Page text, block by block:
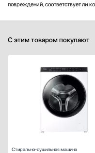
повреждений, соответствует ли
С этим товаром покупают
Стирально-сушильная машина